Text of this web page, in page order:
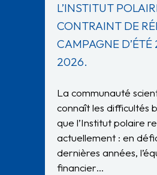
L’INSTITUT
CONTRAINT DE
CAMPAGNE
2026.
La communauté
connaît les difficultés
que l’Institut polaire
actuellement : en
dernières années,
financier…